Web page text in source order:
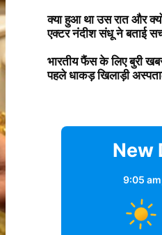
क्या हुआ था उस रात और
एक्टर नंदीश संधू ने बताई
भारतीय फैंस के लिए बुरी
पहले धाकड़ खिलाड़ी
New
9:05